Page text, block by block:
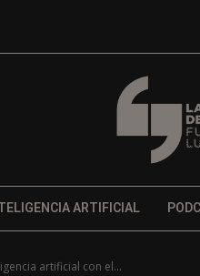
ARTIFICIAL
artificial con el...